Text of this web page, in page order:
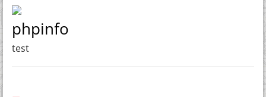
phpinfo
test